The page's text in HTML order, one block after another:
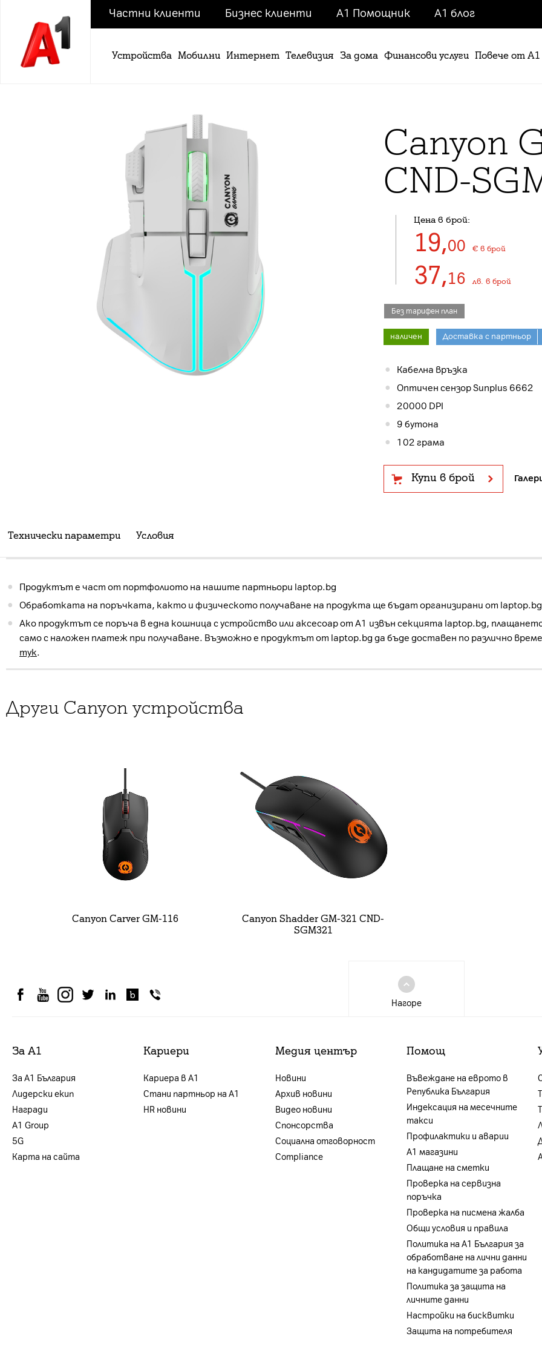
Частни клиенти Бизнес клиенти A1 Помощник A1 блог
Устройства Мобилни Интернет Телевизия За дома Финансови услуги Повече от А1
Canyon
CND-
Цена в брой:
19,00 € в брой
37,16 лв. в брой
Без тарифен план
наличен Доставка с партньор
Кабелна връзка
Оптичен сензор Sunplus 6662
20000 DPI
9 бутона
102 грама
Купи в брой
Технически параметри Условия
Продуктът е част от портфолиото на нашите партньори laptop.bg
Обработката на поръчката, както и физическото получаване на продукта ще бъдат организирани от laptop.bg
Ако продуктът се поръча в една кошница с устройство или аксесоар от А1 извън секцията laptop.bg,
само с наложен платеж при получаване. Възможно е продуктът от laptop.bg да бъде доставен по различно
тук.
Други Canyon устройства
Canyon Carver GM-116
Canyon Shadder GM-321 CND-
SGM321
Нагоре
За А1
За А1 България
Лидерски екип
Награди
А1 Group
5G
Карта на сайта
Кариери
Кариера в А1
Стани партньор на А1
HR новини
Медия център
Новини
Архив новини
Видео новини
Спонсорства
Социална отговорност
Compliance
Помощ
Въвеждане на еврото в
Република България
Индексация на месечните
такси
Профилактики и аварии
А1 магазини
Плащане на сметки
Проверка на сервизна
поръчка
Проверка на писмена жалба
Общи условия и правила
Политика на A1 България за
обработване на лични данни
на кандидатите за работа
Политика за защита на
личните данни
Настройки на бисквитки
Защита на потребителя